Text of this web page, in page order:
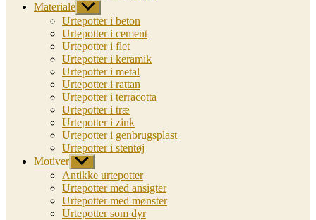
Materiale Vis
undermenu
Urtepotter i beton
Urtepotter i cement
Urtepotter i flet
Urtepotter i keramik
Urtepotter i metal
Urtepotter i rattan
Urtepotter i terracotta
Urtepotter i træ
Urtepotter i zink
Urtepotter i genbrugsplast
Urtepotter i stentøj
Motiver Vis
undermenu
Antikke urtepotter
Urtepotter med ansigter
Urtepotter med mønster
Urtepotter som dyr